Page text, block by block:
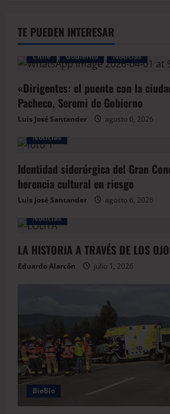
TE PUEDEN INTERESAR
Chile Gobierno Noticias
«Dirigentes: el puente con la
Pacheco, Seremi de Gobierno
Luis José Santander
agosto 6, 2026
Noticias
Identidad siderúrgica del Gran
herencia cultural en riesgo
Luis José Santander
agosto 6, 2026
Noticias
LA HISTORIA A TRAVÉS DE LOS
Eduardo Alarcón julio 1, 2026
BioBio